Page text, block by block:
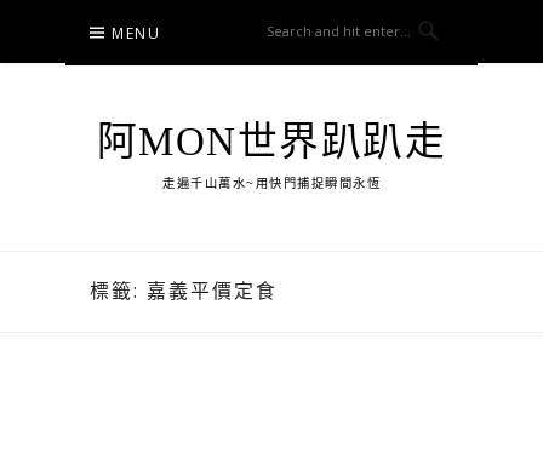
content
MENU
阿MON世界趴趴走
走遍千山萬水~用快門捕捉瞬間永恆
標籤: 嘉義平價定食